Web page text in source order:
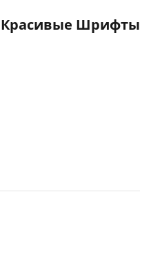
Красивые Шрифты